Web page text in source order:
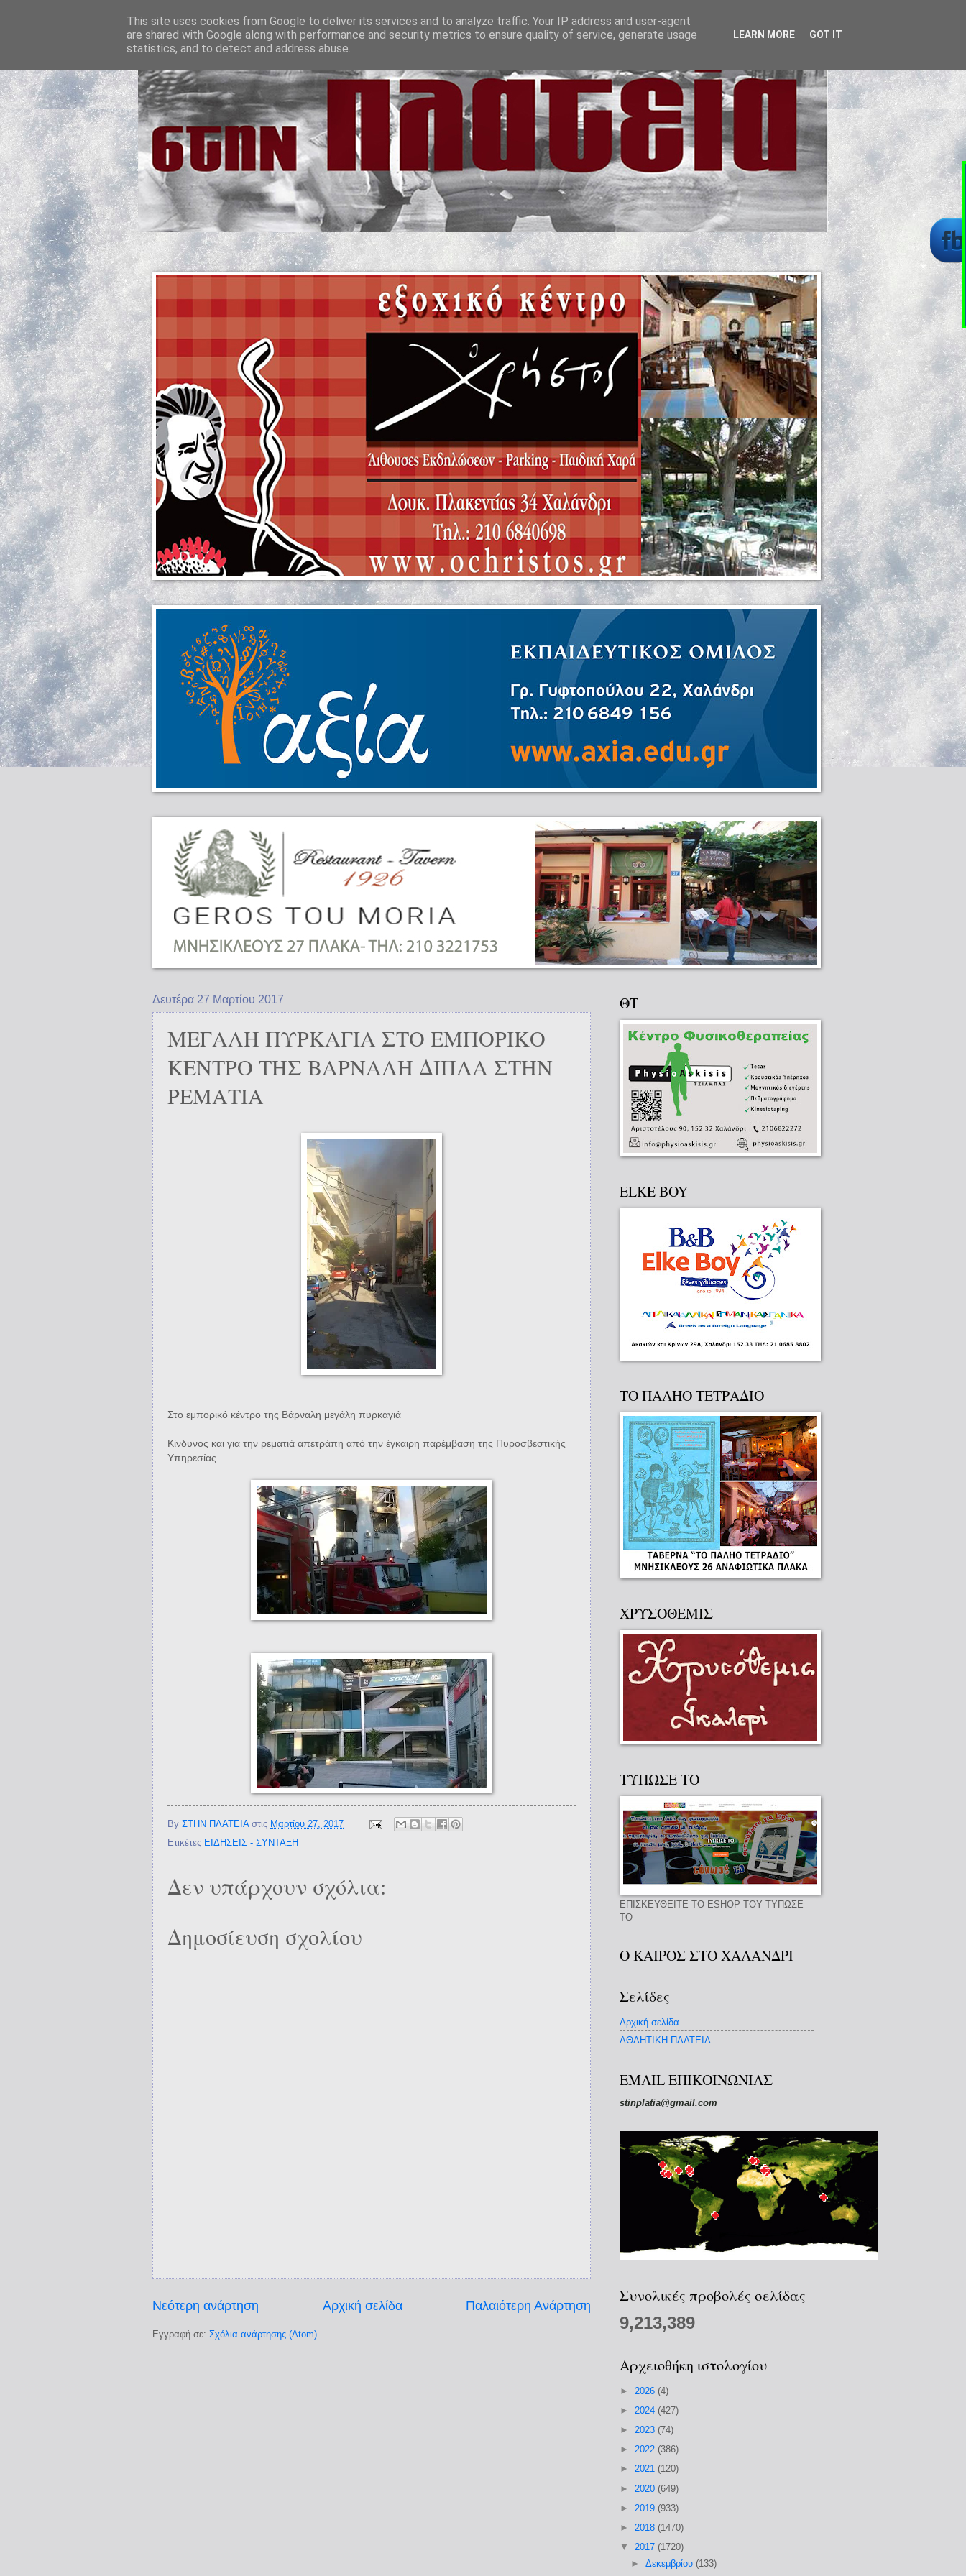
Δευτέρα 27 Μαρτίου 2017
ΜΕΓΑΛΗ ΠΥΡKΑΓΙΑ ΣΤΟ ΕΜΠΟΡΙΚΟ
ΚΕΝΤΡΟ ΤΗΣ ΒΑΡΝΑΛΗ ΔΙΠΛΑ ΣΤΗΝ
ΡΕΜΑΤΙΑ
Στο εμπορικό κέντρο της Βάρναλη μεγάλη πυρκαγιά
Κίνδυνος και για την ρεματιά απετράπη από την έγκαιρη παρέμβαση της Πυροσβεστικής
Υπηρεσίας.
By ΣΤΗΝ ΠΛΑΤΕΙΑ στις Μαρτίου 27, 2017
Ετικέτες ΕΙΔΗΣΕΙΣ - ΣΥΝΤΑΞΗ
Δεν υπάρχουν σχόλια:
Δημοσίευση σχολίου
Νεότερη ανάρτηση Παλαιότερη Ανάρτηση
Αρχική σελίδα
Εγγραφή σε: Σχόλια ανάρτησης (Atom)
ΘΤ
ELKE BOY
ΤΟ ΠΑΛΗΟ ΤΕΤΡΑΔΙΟ
ΧΡΥΣΟΘΕΜΙΣ
ΤΥΠΩΣΕ ΤΟ
ΕΠΙΣΚΕΥΘΕΙΤΕ ΤΟ ESHOP ΤΟΥ ΤΥΠΩΣΕ
ΤΟ
Ο ΚΑΙΡΟΣ ΣΤΟ ΧΑΛΑΝΔΡΙ
Σελίδες
Αρχική σελίδα
ΑΘΛΗΤΙΚΗ ΠΛΑΤΕΙΑ
EMAIL ΕΠΙΚΟΙΝΩΝΙΑΣ
stinplatia@gmail.com
Συνολικές προβολές σελίδας
9,213,389
Αρχειοθήκη ιστολογίου
► 2026 (4)
► 2024 (427)
► 2023 (74)
► 2022 (386)
► 2021 (120)
► 2020 (649)
► 2019 (933)
► 2018 (1470)
▼ 2017 (1720)
►Δεκεμβρίου (133)
This site uses cookies from Google to deliver its services and to analyze traffic. Your IP address and user-agent
are shared with Google along with performance and security metrics to ensure quality of service, generate usage
statistics, and to detect and address abuse.
LEARN MORE GOT IT